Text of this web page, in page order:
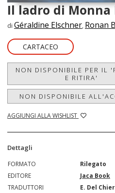
Il ladro di Monna
di Géraldine Elschner, Ronan
CARTACEO
NON DISPONIBILE PER IL
E RITIRA'
NON DISPONIBILE
AGGIUNGI ALLA WISHLIST
Dettagli
FORMATO
Rilegato
EDITORE
Jaca Book
TRADUTTORI
E. Del